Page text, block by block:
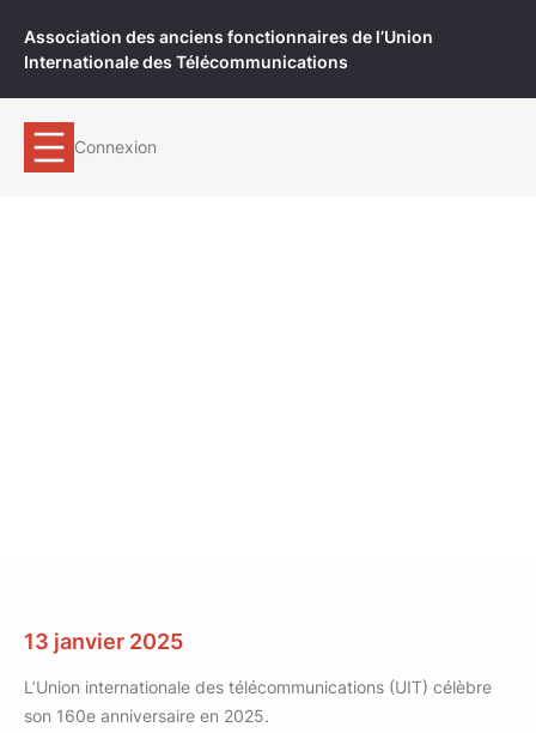
contenu
Association des anciens fonctionnaires de l’Union
Internationale des Télécommunications
Connexion
13 janvier 2025
L’Union internationale des télécommunications (UIT) célèbre
son 160e anniversaire en 2025.